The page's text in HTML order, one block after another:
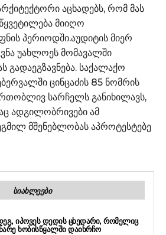
აცხადებს, რომ მას
მიიღო
პერიოდში.აუდიტის მიერ
უახლოეს მომავალში
გადაეგზავნება. საქალაქო
ცინცაძის 85 ნომრის
სარჩელს განიხილავს,
ადგილობრივები ამ
მშენებლობას აპროტესტებე
ᲡᲘᲐᲮᲚᲔᲔᲑᲘ
ᲘᲞᲝᲕᲔᲡ ᲓᲔᲓᲘᲡ ᲪᲮᲔᲓᲐᲠᲘ, ᲠᲝᲛᲔᲚᲘᲪ
ᲮᲝᲑᲘᲡᲬᲧᲐᲚᲨᲘ ᲓᲐᲘᲮᲠᲩᲝ